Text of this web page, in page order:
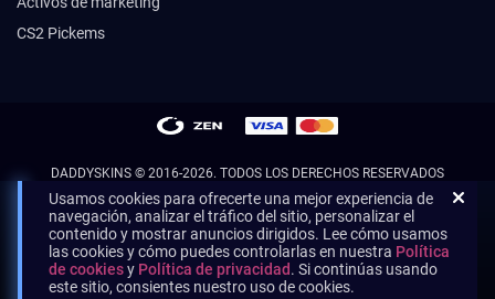
CS2 Pickems
DADDYSKINS © 2016-2026. TODOS LOS DERECHOS RESERVADOS
Usamos cookies para ofrecerte una mejor experiencia de
navegación, analizar el tráfico del sitio, personalizar el
contenido y mostrar anuncios dirigidos. Lee cómo usamos
las cookies y cómo puedes controlarlas en nuestra Política
de cookiesy Política de privacidad. Si continúas usando
este sitio, consientes nuestro uso de cookies.